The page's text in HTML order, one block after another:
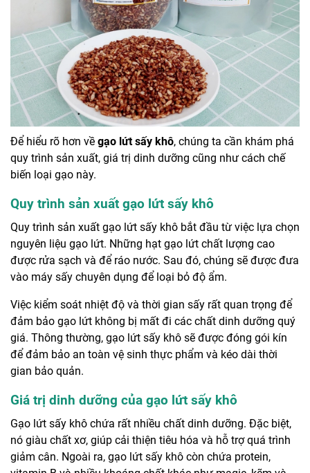
Để hiểu rõ hơn về gạo lứt sấy khô, chúng ta cần khám phá
quy trình sản xuất, giá trị dinh dưỡng cũng như cách chế
biến loại gạo này.
Quy trình sản xuất gạo lứt sấy khô
Quy trình sản xuất gạo lứt sấy khô bắt đầu từ việc lựa chọn
nguyên liệu gạo lứt. Những hạt gạo lứt chất lượng cao
được rửa sạch và để ráo nước. Sau đó, chúng sẽ được đưa
vào máy sấy chuyên dụng để loại bỏ độ ẩm.
Việc kiểm soát nhiệt độ và thời gian sấy rất quan trọng để
đảm bảo gạo lứt không bị mất đi các chất dinh dưỡng quý
giá. Thông thường, gạo lứt sấy khô sẽ được đóng gói kín
để đảm bảo an toàn vệ sinh thực phẩm và kéo dài thời
gian bảo quản.
Giá trị dinh dưỡng của gạo lứt sấy khô
Gạo lứt sấy khô chứa rất nhiều chất dinh dưỡng. Đặc biệt,
nó giàu chất xơ, giúp cải thiện tiêu hóa và hỗ trợ quá trình
giảm cân. Ngoài ra, gạo lứt sấy khô còn chứa protein,